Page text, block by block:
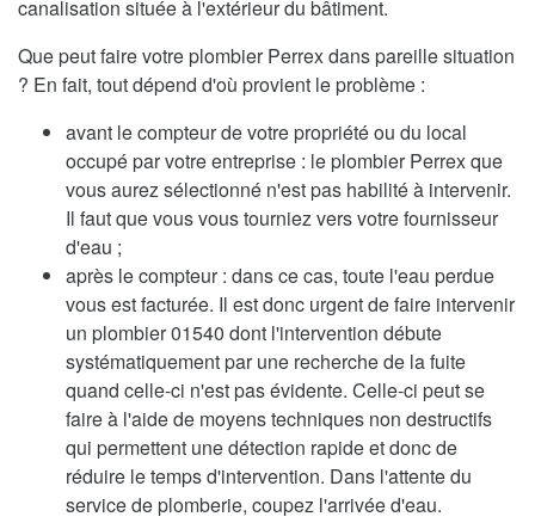
canalisation située à l'extérieur du bâtiment.
Que peut faire votre plombier Perrex dans pareille situation
? En fait, tout dépend d'où provient le problème :
avant le compteur de votre propriété ou du local
occupé par votre entreprise : le plombier Perrex que
vous aurez sélectionné n'est pas habilité à intervenir.
Il faut que vous vous tourniez vers votre fournisseur
d'eau ;
après le compteur : dans ce cas, toute l'eau perdue
vous est facturée. Il est donc urgent de faire intervenir
un plombier 01540 dont l'intervention débute
systématiquement par une recherche de la fuite
quand celle-ci n'est pas évidente. Celle-ci peut se
faire à l'aide de moyens techniques non destructifs
qui permettent une détection rapide et donc de
réduire le temps d'intervention. Dans l'attente du
service de plomberie, coupez l'arrivée d'eau.